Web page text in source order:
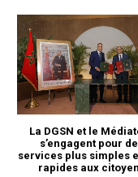
La DGSN et le
s’engagent pour
services plus simples
rapides aux